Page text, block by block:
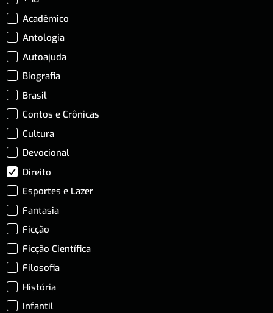
Acadêmico
Antologia
Autoajuda
Biografia
Brasil
Contos e Crônicas
Cultura
Devocional
Direito
Esportes e Lazer
Fantasia
Ficção
Ficção Científica
Filosofia
História
Infantil